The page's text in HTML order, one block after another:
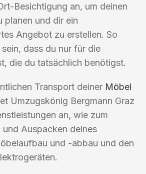
Besichtigung an, um deinen
planen und dir ein
Angebot zu erstellen. So
dass du nur für die
die du tatsächlich benötigst.
Transport deiner Möbel
Umzugskönig Bergmann Graz
an, wie zum
und Auspacken deines
und -abbau und den